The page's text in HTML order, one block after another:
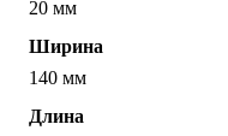
20 мм
Ширина
140 мм
Длина